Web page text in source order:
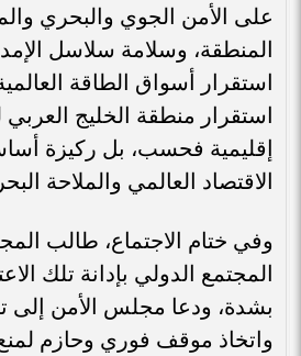
على الأمن الجوي والبحري
المنطقة، وسلامة سلاسل
استقرار أسواق الطاقة
استقرار منطقة الخليج
إقليمية فحسب، بل ركيزة
الاقتصاد العالمي والملاحة
وفي ختام الاجتماع، طالب
المجتمع الدولي بإدانة تلك
بشدة، ودعا مجلس الأمن إلى
واتخاذ موقف فوري وحازم لمنع